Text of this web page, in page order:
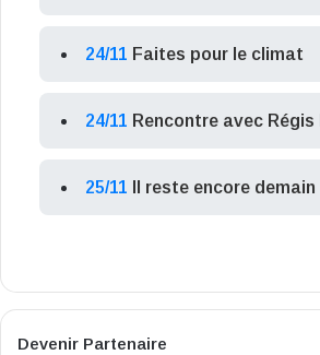
24/11 Faites pour le climat
24/11 Rencontre avec Régis
25/11 Il reste encore demain
Devenir Partenaire